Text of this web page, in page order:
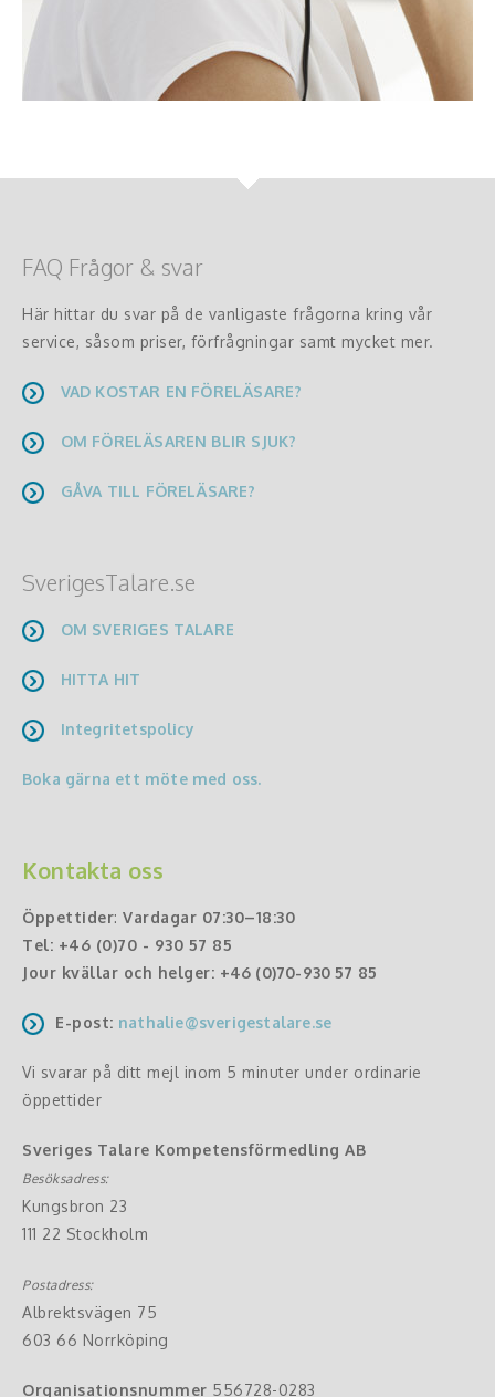
FAQ Frågor & svar
Här hittar du svar på de vanligaste frågorna kring vår
service, såsom priser, förfrågningar samt mycket mer.
VAD KOSTAR EN FÖRELÄSARE?
OM FÖRELÄSAREN BLIR SJUK?
GÅVA TILL FÖRELÄSARE?
SverigesTalare.se
OM SVERIGES TALARE
HITTA HIT
Integritetspolicy
Boka gärna ett möte med oss.
Kontakta oss
Öppettider: Vardagar 07:30–18:30
Tel: +46 (0)70 - 930 57 85
Jour kvällar och helger: +46 (0)70-930 57 85
E-post: nathalie@sverigestalare.se
Vi svarar på ditt mejl inom 5 minuter under ordinarie
öppettider
Sveriges Talare Kompetensförmedling AB
Besöksadress:
Kungsbron 23
111 22 Stockholm
Postadress:
Albrektsvägen 75
603 66 Norrköping
Organisationsnummer 556728-0283